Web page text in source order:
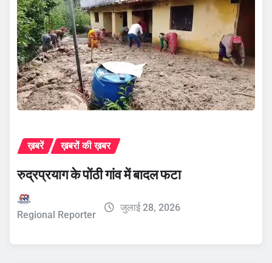
ख़बरें ख़बरों की ख़बर
रुद्रप्रयाग के पोंठी गांव में बादल फटा
Regional Reporter
जुलाई 28, 2026